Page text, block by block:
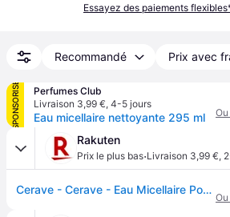
Essayez des paiements
Recommandé Prix avec
SPONSORISÉ
Perfumes Club
Livraison 3,99 €, 4-5 jours
Eau micellaire nettoyante 295 ml
Rakuten
Prix le plus bas·Livraison 3,99 €,
Cerave - Cerave - Eau Micellaire Pour Les Peaux Normales À Sèches